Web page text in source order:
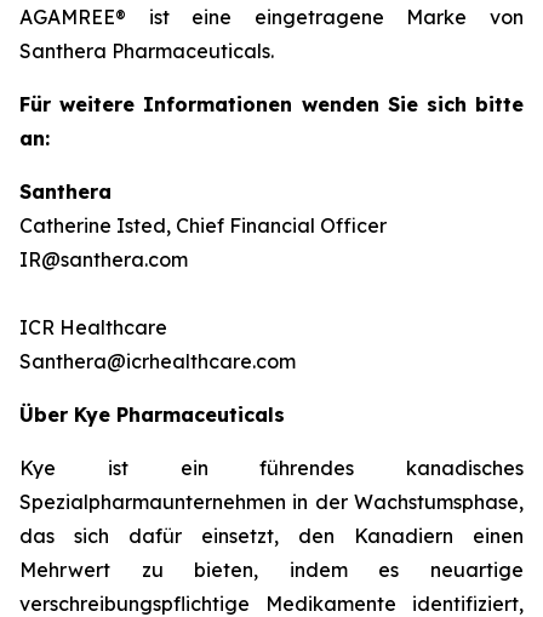
AGAMREE® ist eine eingetragene Marke von
Santhera Pharmaceuticals.
Für weitere Informationen wenden Sie sich bitte
an:
Santhera
Catherine Isted, Chief Financial Officer
IR@santhera.com
ICR Healthcare
Santhera@icrhealthcare.com
Über Kye Pharmaceuticals
Kye ist ein führendes kanadisches
Spezialpharmaunternehmen in der Wachstumsphase,
das sich dafür einsetzt, den Kanadiern einen
Mehrwert zu bieten, indem es neuartige
verschreibungspflichtige Medikamente identifiziert,